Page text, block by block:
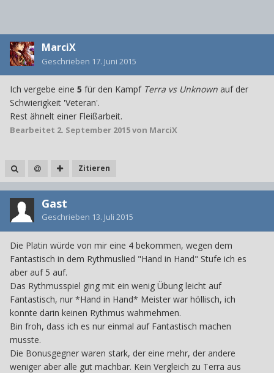
MarciX
Geschrieben 17. Juni 2015
Ich vergebe eine 5 für den Kampf Terra vs Unknown auf der
Schwierigkeit 'Veteran'.
Rest ähnelt einer Fleißarbeit.
Bearbeitet 2. September 2015von MarciX
Zitieren
Gast
Geschrieben 13. Juli 2015
Die Platin würde von mir eine 4 bekommen, wegen dem
Fantastisch in dem Rythmuslied "Hand in Hand" Stufe ich es
aber auf 5 auf.
Das Rythmusspiel ging mit ein wenig Übung leicht auf
Fantastisch, nur *Hand in Hand* Meister war höllisch, ich
konnte darin keinen Rythmus wahrnehmen.
Bin froh, dass ich es nur einmal auf Fantastisch machen
musste.
Die Bonusgegner waren stark, der eine mehr, der andere
weniger aber alle gut machbar. Kein Vergleich zu Terra aus